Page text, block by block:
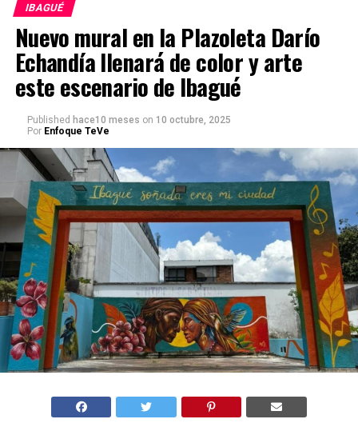
IBAGUÉ
Nuevo mural en la Plazoleta Darío
Echandía llenará de color y arte
este escenario de Ibagué
Published hace10 meses on 10 octubre, 2025
Por Enfoque TeVe